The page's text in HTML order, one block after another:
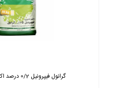
گرانول فیپرونیل 0/2 درصد اکسیر (ریجنت)